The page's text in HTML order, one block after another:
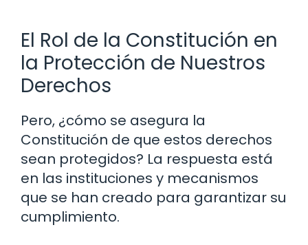
El Rol de la Constitución en
la Protección de Nuestros
Derechos
Pero, ¿cómo se asegura la
Constitución de que estos derechos
sean protegidos? La respuesta está
en las instituciones y mecanismos
que se han creado para garantizar su
cumplimiento.